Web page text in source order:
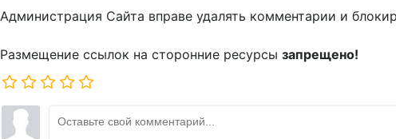
Администрация Сайта вправе удалять комментарии и
Размещение ссылок на сторонние ресурсы запрещено!